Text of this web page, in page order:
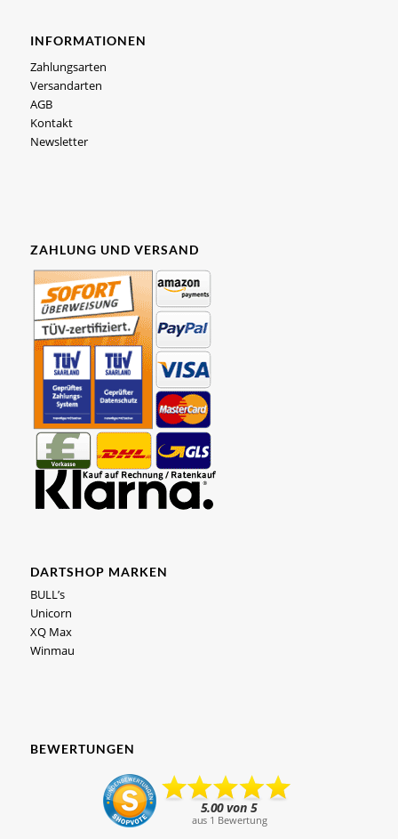
INFORMATIONEN
Zahlungsarten
Versandarten
AGB
Kontakt
Newsletter
ZAHLUNG UND VERSAND
DARTSHOP MARKEN
BULL’s
Unicorn
XQ Max
Winmau
BEWERTUNGEN